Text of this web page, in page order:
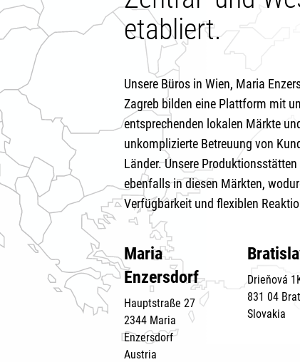
etabliert.
Unsere Büros in Wien, Maria
Zagreb bilden eine Plattform mit
entsprechenden lokalen Märkte
unkomplizierte Betreuung von
Länder. Unsere
ebenfalls in diesen Märkten,
Verfügbarkeit und flexiblen
Maria
Enzersdorf
Hauptstraße 27
2344 Maria
Enzersdorf
Austria
Drieňová
831 04
Slovakia